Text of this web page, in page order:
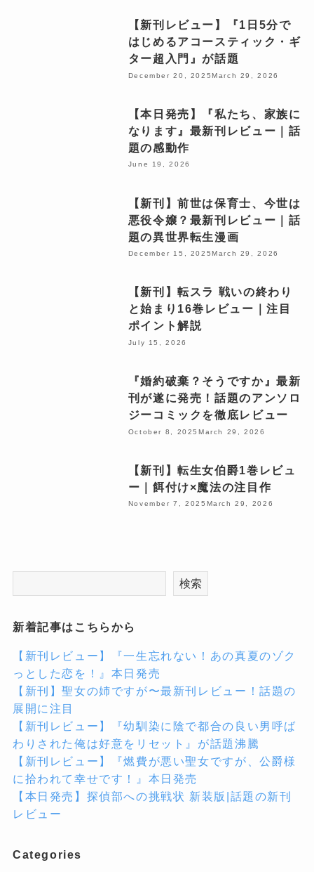
【新刊レビュー】『1日5分で
はじめるアコースティック・ギ
ター超入門』が話題
December 20, 2025March 29, 2026
【本日発売】『私たち、家族に
なります』最新刊レビュー｜話
題の感動作
June 19, 2026
【新刊】前世は保育士、今世は
悪役令嬢？最新刊レビュー｜話
題の異世界転生漫画
December 15, 2025March 29, 2026
【新刊】転スラ 戦いの終わり
と始まり16巻レビュー｜注目
ポイント解説
July 15, 2026
『婚約破棄？そうですか』最新
刊が遂に発売！話題のアンソロ
ジーコミックを徹底レビュー
October 8, 2025 March 29, 2026
【新刊】転生女伯爵1巻レビュ
ー｜餌付け×魔法の注目作
November 7, 2025 March 29, 2026
検索
新着記事はこちらから
【新刊レビュー】『一生忘れない！あの真夏のゾク
っとした恋を！』本日発売
【新刊】聖女の姉ですが〜最新刊レビュー！話題の
展開に注目
【新刊レビュー】『幼馴染に陰で都合の良い男呼ば
わりされた俺は好意をリセット』が話題沸騰
【新刊レビュー】『燃費が悪い聖女ですが、公爵様
に拾われて幸せです！』本日発売
【本日発売】探偵部への挑戦状 新装版|話題の新刊
レビュー
Categories